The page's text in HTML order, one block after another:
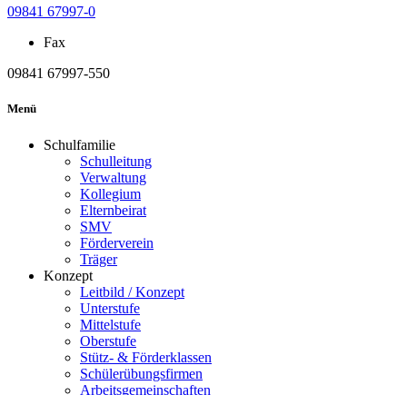
09841 67997-0
Fax
09841 67997-550
Menü
Schulfamilie
Schulleitung
Verwaltung
Kollegium
Elternbeirat
SMV
Förderverein
Träger
Konzept
Leitbild / Konzept
Unterstufe
Mittelstufe
Oberstufe
Stütz- & Förderklassen
Schülerübungsfirmen
Arbeitsgemeinschaften